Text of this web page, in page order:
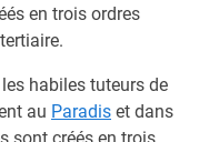
en trois ordres
habiles tuteurs de
au Paradis et dans